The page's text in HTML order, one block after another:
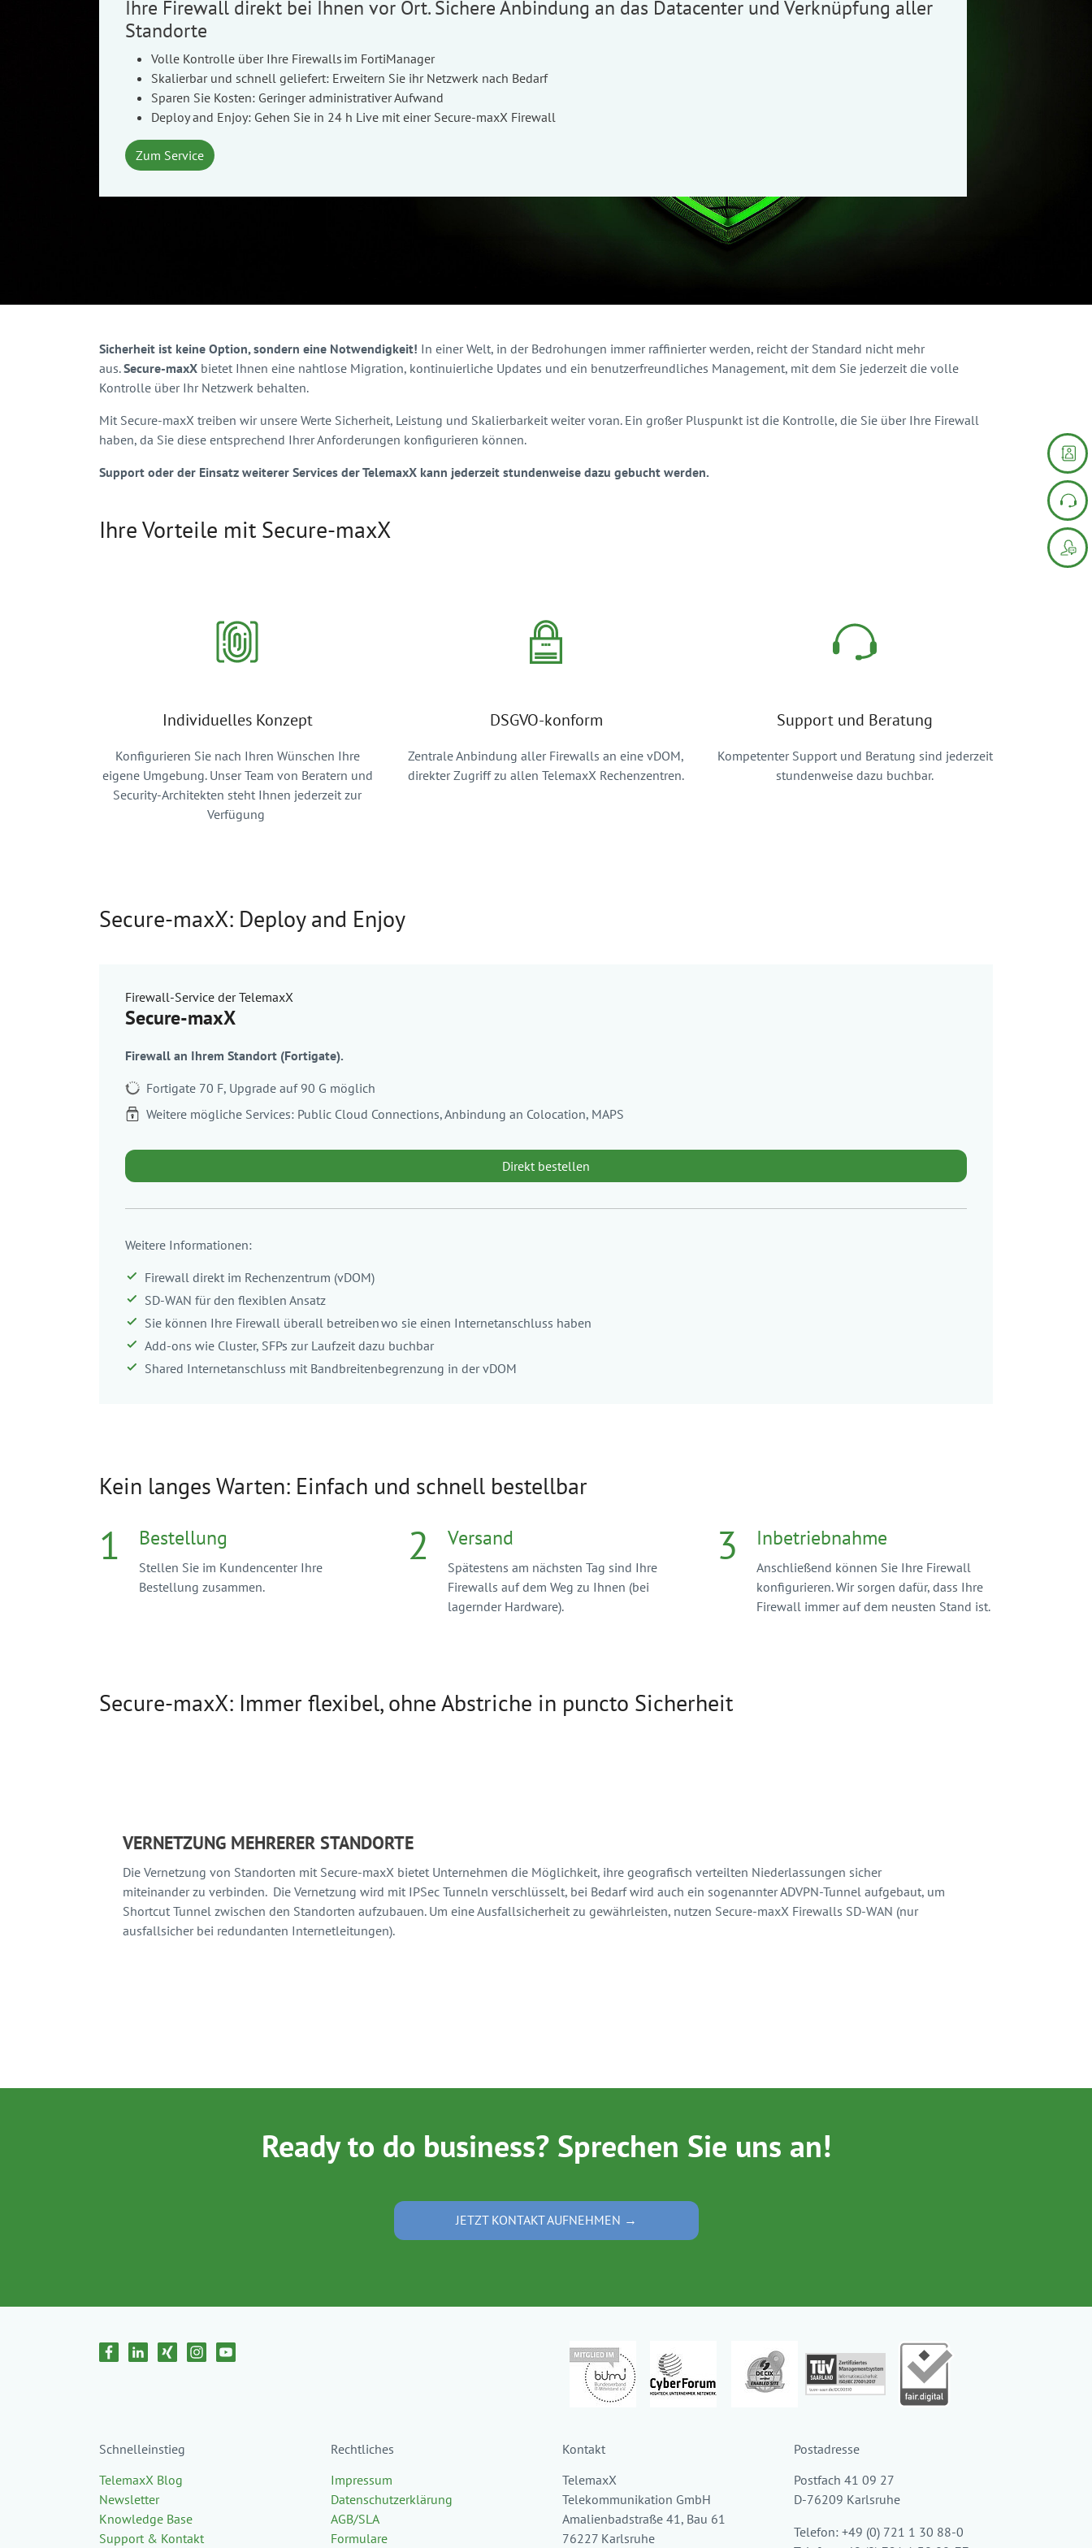
Ihre Firewall direkt bei Ihnen vor Ort. Sichere Anbindung an das Datacenter und Verknüpfung aller
Standorte
Volle Kontrolle über Ihre Firewalls im FortiManager
Skalierbar und schnell geliefert: Erweitern Sie ihr Netzwerk nach Bedarf
Sparen Sie Kosten: Geringer administrativer Aufwand
Deploy and Enjoy: Gehen Sie in 24 h Live mit einer Secure-maxX Firewall
Zum Service
Sicherheit ist keine Option, sondern eine Notwendigkeit! In einer Welt, in der Bedrohungen immer raffinierter werden, reicht der Standard nicht mehr
aus.Secure-maxX bietet Ihnen eine nahtlose Migration, kontinuierliche Updates und ein benutzerfreundliches Management, mit dem Sie jederzeit die volle
Kontrolle über Ihr Netzwerk behalten.
Mit Secure-maxX treiben wir unsere Werte Sicherheit, Leistung und Skalierbarkeit weiter voran. Ein großer Pluspunkt ist die Kontrolle, die Sie über Ihre Firewall
haben, da Sie diese entsprechend Ihrer Anforderungen konfigurieren können.
Support oder der Einsatz weiterer Services der TelemaxX kann jederzeit stundenweise dazu gebucht werden.
Ihre Vorteile mit Secure-maxX
Individuelles Konzept
Konfigurieren Sie nach Ihren Wünschen Ihre
eigene Umgebung. Unser Team von Beratern und
Security-Architekten steht Ihnen jederzeit zur
Verfügung
DSGVO-konform
Zentrale Anbindung aller Firewalls an eine vDOM,
direkter Zugriff zu allen TelemaxX Rechenzentren.
Support und Beratung
Kompetenter Support und Beratung sind jederzeit
stundenweise dazu buchbar.
Secure-maxX: Deploy and Enjoy
Firewall-Service der TelemaxX
Secure-maxX
Firewall an Ihrem Standort (Fortigate).
Fortigate 70 F, Upgrade auf 90 G möglich
Weitere mögliche Services: Public Cloud Connections, Anbindung an Colocation, MAPS
Direkt bestellen
Weitere Informationen:
Firewall direkt im Rechenzentrum (vDOM)
SD-WAN für den flexiblen Ansatz
Sie können Ihre Firewall überall betreibenwo sie einen Internetanschluss haben
Add-ons wie Cluster, SFPs zur Laufzeit dazu buchbar
Shared Internetanschluss mit Bandbreitenbegrenzung in der vDOM
Kein langes Warten: Einfach und schnell bestellbar
1 Bestellung
Stellen Sie im Kundencenter Ihre
Bestellung zusammen.
2 Versand
Spätestens am nächsten Tag sind Ihre
Firewalls auf dem Weg zu Ihnen (bei
lagernder Hardware).
3 Inbetriebnahme
Anschließend können Sie Ihre Firewall
konfigurieren. Wir sorgen dafür, dass Ihre
Firewall immer auf dem neusten Stand ist.
Secure-maxX: Immer flexibel, ohne Abstriche in puncto Sicherheit
DIE NEUE ART DES ARBEITENS: WORKATION
Unternehmen, die ihren Mitarbeitern die Möglichkeit bieten, können durch die Nutzung einer Firewall sicherstellen, dass die Verbindung zum
Unternehmensnetzwerk geschützt ist. Die Firewall kann dabei helfen, die Sicherheit der Datenübertragung zu gewährleisten und potenzielle
Sicherheitsbedrohungen zu minimieren, unabhängig davon, ob die Mitarbeitenden in einem Hotel, Coworking-Space oder an einem anderen
entfernten Standort arbeiten.
Ready to do business? Sprechen Sie uns an!
JETZT KONTAKT AUFNEHMEN →
Schnelleinstieg
TelemaxX Blog
Newsletter
Knowledge Base
Support & Kontakt
Rechtliches
Impressum
Datenschutzerklärung
AGB/SLA
Formulare
Kontakt
TelemaxX
Telekommunikation GmbH
Amalienbadstraße 41, Bau 61
76227 Karlsruhe
Postadresse
Postfach 41 09 27
D-76209 Karlsruhe
Telefon: +49 (0) 721 1 30 88-0